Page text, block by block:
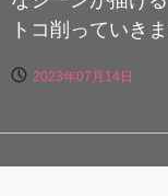
トコ削っていき
2023年07月14日